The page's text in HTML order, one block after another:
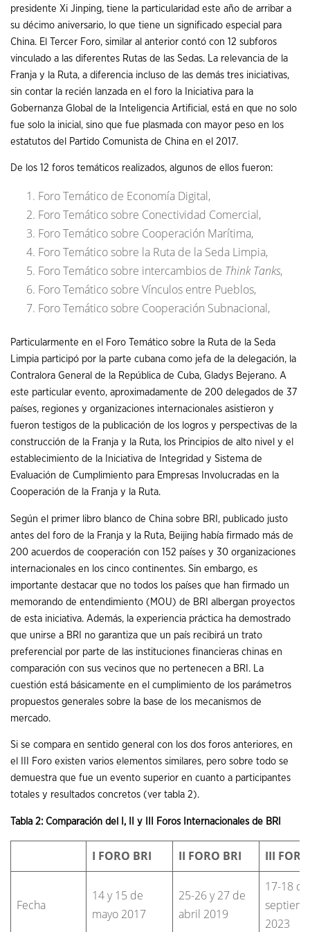
presidente Xi Jinping, tiene la particularidad este año de arribar a
su décimo aniversario, lo que tiene un significado especial para
China. El Tercer Foro, similar al anterior contó con 12 subforos
vinculado a las diferentes Rutas de las Sedas. La relevancia de la
Franja y la Ruta, a diferencia incluso de las demás tres iniciativas,
sin contar la recién lanzada en el foro la Iniciativa para la
Gobernanza Global de la Inteligencia Artificial, está en que no solo
fue solo la inicial, sino que fue plasmada con mayor peso en los
estatutos del Partido Comunista de China en el 2017.
De los 12 foros temáticos realizados, algunos de ellos fueron:
Foro Temático de Economía Digital,
Foro Temático sobre Conectividad Comercial,
Foro Temático sobre Cooperación Marítima,
Foro Temático sobre la Ruta de la Seda Limpia,
Foro Temático sobre intercambios de Think Tanks,
Foro Temático sobre Vínculos entre Pueblos,
Foro Temático sobre Cooperación Subnacional,
Particularmente en el Foro Temático sobre la Ruta de la Seda
Limpia participó por la parte cubana como jefa de la delegación, la
Contralora General de la República de Cuba, Gladys Bejerano. A
este particular evento, aproximadamente de 200 delegados de 37
países, regiones y organizaciones internacionales asistieron y
fueron testigos de la publicación de los logros y perspectivas de la
construcción de la Franja y la Ruta, los Principios de alto nivel y el
establecimiento de la Iniciativa de Integridad y Sistema de
Evaluación de Cumplimiento para Empresas Involucradas en la
Cooperación de la Franja y la Ruta.
Según el primer libro blanco de China sobre BRI, publicado justo
antes del foro de la Franja y la Ruta, Beijing había firmado más de
200 acuerdos de cooperación con 152 países y 30 organizaciones
internacionales en los cinco continentes. Sin embargo, es
importante destacar que no todos los países que han firmado un
memorando de entendimiento (MOU) de BRI albergan proyectos
de esta iniciativa. Además, la experiencia práctica ha demostrado
que unirse a BRI no garantiza que un país recibirá un trato
preferencial por parte de las instituciones financieras chinas en
comparación con sus vecinos que no pertenecen a BRI. La
cuestión está básicamente en el cumplimiento de los parámetros
propuestos generales sobre la base de los mecanismos de
mercado.
Si se compara en sentido general con los dos foros anteriores, en
el III Foro existen varios elementos similares, pero sobre todo se
demuestra que fue un evento superior en cuanto a participantes
totales y resultados concretos (ver tabla 2).
Tabla 2: Comparación del I, II y III Foros Internacionales de BRI
I FORO BRI II FORO BRI III
Fecha
14 y 15 de
mayo 2017
25-26 y 27 de
abril 2019
17-18 de
2023